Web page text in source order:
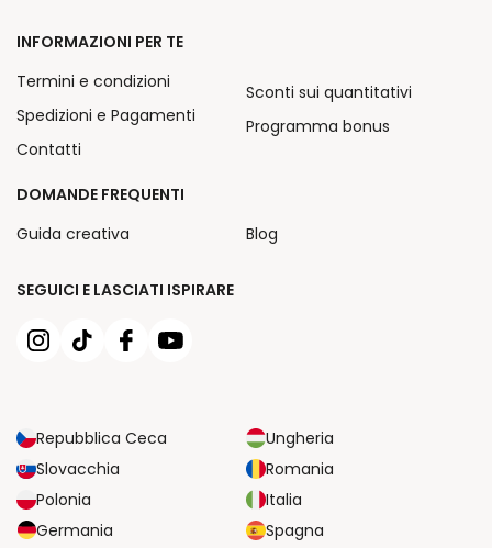
SEGUICI E LASCIATI ISPIRARE
Repubblica Ceca
Ungheria
Slovacchia
Romania
Polonia
Italia
Germania
Spagna
INFORMAZIONI PER TE
Termini e condizioni
Spedizioni e Pagamenti
Contatti
Sconti sui quantitativi
Programma bonus
DOMANDE FREQUENTI
Guida creativa
Blog